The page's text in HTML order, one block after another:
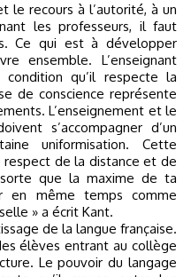
le recours à l’autorité, à un
les professeurs, il faut
Ce qui est à développer
ensemble. L’enseignant
qu’il respecte la
de conscience représente
L’enseignement et le
s’accompagner d’un
uniformisation. Cette
de la distance et de
que la maxime de ta
en même temps comme
» a écrit Kant.
de la langue française.
élèves entrant au collège
Le pouvoir du langage